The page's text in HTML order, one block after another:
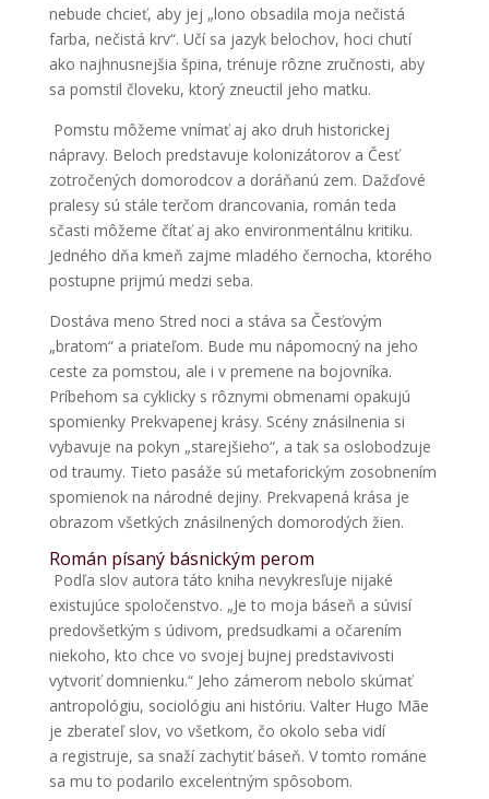
nebude chcieť, aby jej „lono obsadila moja nečistá
farba, nečistá krv“. Učí sa jazyk belochov, hoci chutí
ako najhnusnejšia špina, trénuje rôzne zručnosti, aby
sa pomstil človeku, ktorý zneuctil jeho matku.
Pomstu môžeme vnímať aj ako druh historickej
nápravy. Beloch predstavuje kolonizátorov a Česť
zotročených domorodcov a doráňanú zem. Dažďové
pralesy sú stále terčom drancovania, román teda
sčasti môžeme čítať aj ako environmentálnu kritiku.
Jedného dňa kmeň zajme mladého černocha, ktorého
postupne prijmú medzi seba.
Dostáva meno Stred noci a stáva sa Česťovým
„bratom“ a priateľom. Bude mu nápomocný na jeho
ceste za pomstou, ale i v premene na bojovníka.
Príbehom sa cyklicky s rôznymi obmenami opakujú
spomienky Prekvapenej krásy. Scény znásilnenia si
vybavuje na pokyn „starejšieho“, a tak sa oslobodzuje
od traumy. Tieto pasáže sú metaforickým zosobnením
spomienok na národné dejiny. Prekvapená krása je
obrazom všetkých znásilnených domorodých žien.
Román písaný básnickým perom
Podľa slov autora táto kniha nevykresľuje nijaké
existujúce spoločenstvo. „Je to moja báseň a súvisí
predovšetkým s údivom, predsudkami a očarením
niekoho, kto chce vo svojej bujnej predstavivosti
vytvoriť domnienku.“ Jeho zámerom nebolo skúmať
antropológiu, sociológiu ani históriu. Valter Hugo Mãe
je zberateľ slov, vo všetkom, čo okolo seba vidí
a registruje, sa snaží zachytiť báseň. V tomto románe
sa mu to podarilo excelentným spôsobom.